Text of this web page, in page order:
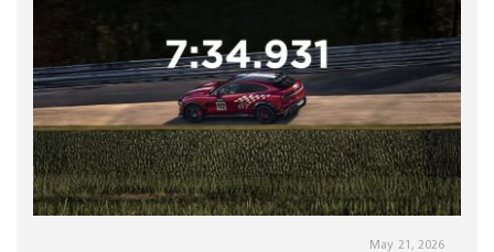
May 21, 2026